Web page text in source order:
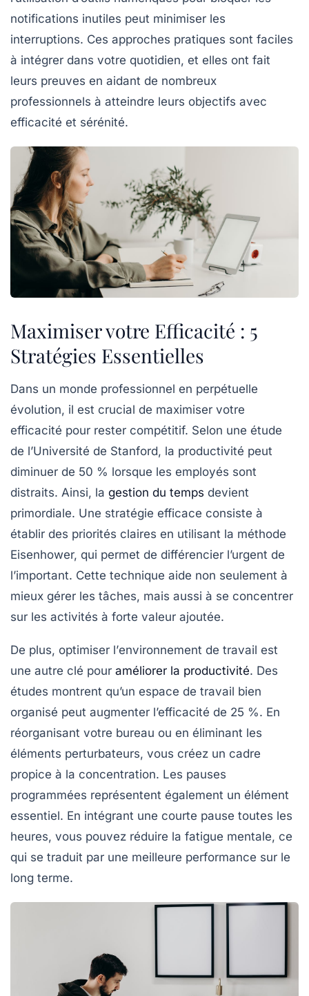
notifications inutiles peut minimiser les
interruptions. Ces approches pratiques sont faciles
à intégrer dans votre quotidien, et elles ont fait
leurs preuves en aidant de nombreux
professionnels à atteindre leurs objectifs avec
efficacité et sérénité.
Maximiser votre Efficacité : 5
Stratégies Essentielles
Dans un monde professionnel en perpétuelle
évolution, il est crucial de maximiser votre
efficacité pour rester compétitif. Selon une étude
de l’Université de Stanford, la productivité peut
diminuer de 50 % lorsque les employés sont
distraits. Ainsi, la gestion du temps devient
primordiale. Une stratégie efficace consiste à
établir des priorités claires en utilisant la méthode
Eisenhower, qui permet de différencier l’urgent de
l’important. Cette technique aide non seulement à
mieux gérer les tâches, mais aussi à se concentrer
sur les activités à forte valeur ajoutée.
De plus, optimiser l’environnement de travail est
une autre clé pour améliorer la productivité. Des
études montrent qu’un espace de travail bien
organisé peut augmenter l’efficacité de 25 %. En
réorganisant votre bureau ou en éliminant les
éléments perturbateurs, vous créez un cadre
propice à la concentration. Les pauses
programmées représentent également un élément
essentiel. En intégrant une courte pause toutes les
heures, vous pouvez réduire la fatigue mentale, ce
qui se traduit par une meilleure performance sur le
long terme.